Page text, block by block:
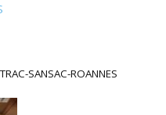
SANSAC-ROANNES